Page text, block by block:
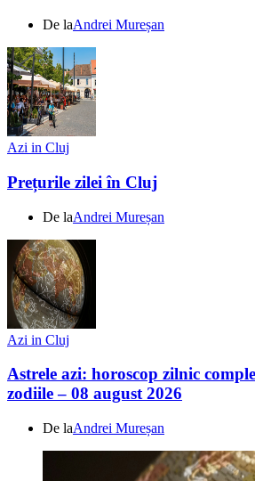
De laAndrei Mureșan
Azi in Cluj
Prețurile zilei în Cluj
De laAndrei Mureșan
Azi in Cluj
Astrele azi: horoscop zilnic
zodiile – 08 august 2026
De laAndrei Mureșan